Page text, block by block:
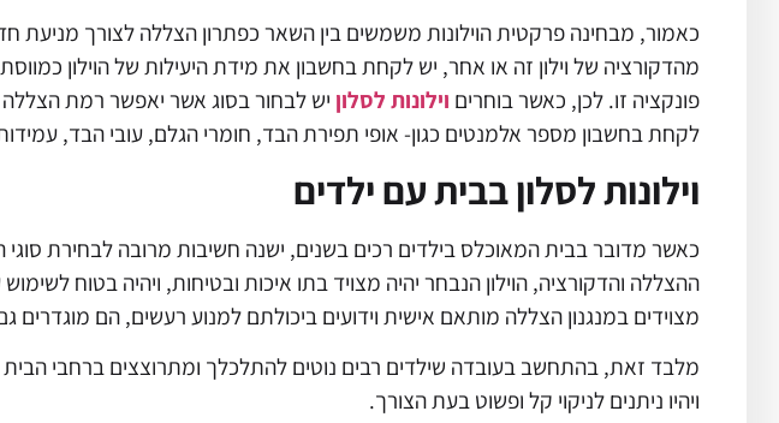
כאמור, מבחינה פרקטית הוילונות משמשים בין השאר כפתרון הצללה לצורך
מהדקורציה של וילון זה או אחר, יש לקחת בחשבון את מידת היעילות של הוילון
פונקציה זו. לכן, כאשר בוחרים וילונות לסלון יש לבחור בסוג אשר יאפשר רמת הצללה
לקחת בחשבון מספר אלמנטים כגון- אופי תפירת הבד, חומרי הגלם, עובי הבד,
וילונות לסלון בבית עם ילדים
כאשר מדובר בבית המאוכלס בילדים רכים בשנים, ישנה חשיבות מרובה לבחירת סוגי
ההצללה והדקורציה, הוילון הנבחר יהיה מצויד בתו איכות ובטיחות, ויהיה בטוח
מצוידים במנגנון הצללה מותאם אישית וידועים ביכולתם למנוע רעשים, הם מוגדרים
מלבד זאת, בהתחשב בעובדה שילדים רבים נוטים להתלכלך ומתרוצצים ברחבי הבית
ויהיו ניתנים לניקוי קל ופשוט בעת הצורך.